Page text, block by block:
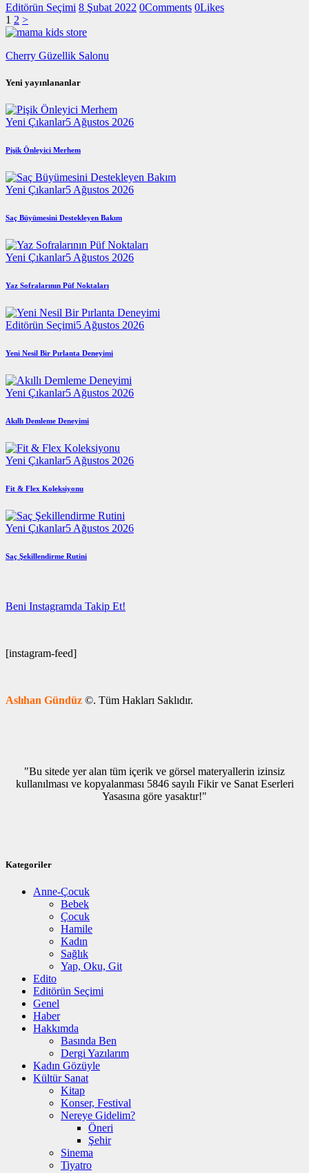
Editörün Seçimi 8 Şubat 2022 0Comments 0Likes
Yazı
sayfalaması
Page
1 Page
2 >
Cherry Güzellik Salonu
Yeni yayınlananlar
Yeni Çıkanlar5 Ağustos 2026
Pişik Önleyici Merhem
Yeni Çıkanlar5 Ağustos 2026
Saç Büyümesini Destekleyen Bakım
Yeni Çıkanlar5 Ağustos 2026
Yaz Sofralarının Püf Noktaları
Editörün Seçimi5 Ağustos 2026
Yeni Nesil Bir Pırlanta Deneyimi
Yeni Çıkanlar5 Ağustos 2026
Akıllı Demleme Deneyimi
Yeni Çıkanlar5 Ağustos 2026
Fit & Flex Koleksiyonu
Yeni Çıkanlar5 Ağustos 2026
Saç Şekillendirme Rutini
Beni Instagramda Takip Et!
[instagram-feed]
Aslıhan Gündüz ©. Tüm Hakları Saklıdır.
"Bu sitede yer alan tüm içerik ve görsel materyallerin izinsiz
kullanılması ve kopyalanması 5846 sayılı Fikir ve Sanat Eserleri
Yasasına göre yasaktır!"
Kategoriler
Anne-Çocuk
Bebek
Çocuk
Hamile
Kadın
Sağlık
Yap, Oku, Git
Edito
Editörün Seçimi
Genel
Haber
Hakkımda
Basında Ben
Dergi Yazılarım
Kadın Gözüyle
Kültür Sanat
Kitap
Konser, Festival
Nereye Gidelim?
Öneri
Şehir
Sinema
Tiyatro